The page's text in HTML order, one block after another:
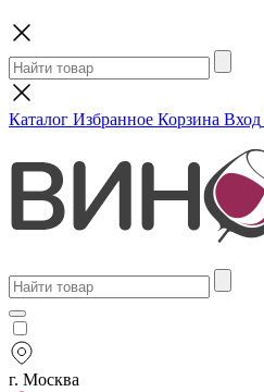
Каталог Избранное Корзина Вход
г. Москва